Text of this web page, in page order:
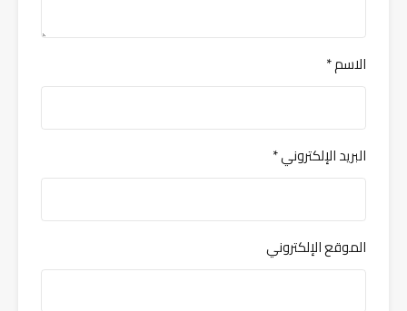
الاسم*
البريد الإلكتروني*
الموقع الإلكتروني